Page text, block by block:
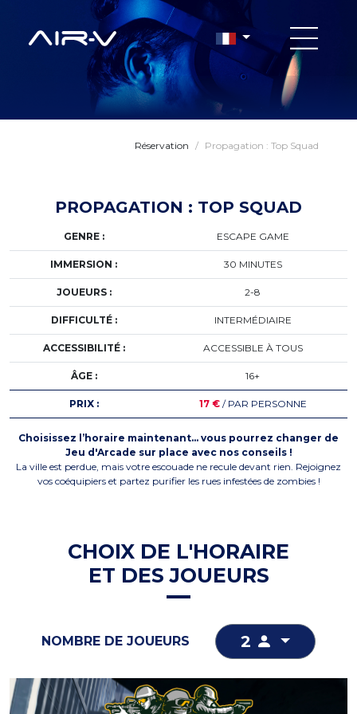
Réservation / Propagation : Top Squad
PROPAGATION : TOP SQUAD
GENRE : ESCAPE GAME
IMMERSION : 30 MINUTES
JOUEURS : 2-8
DIFFICULTÉ : INTERMÉDIAIRE
ACCESSIBILITÉ : ACCESSIBLE À TOUS
ÂGE : 16+
PRIX : 17 €/ PAR PERSONNE
Choisissez l’horaire maintenant… vous pourrez changer de
Jeu d'Arcade sur place avec nos conseils !
La ville est perdue, mais votre escouade ne recule devant rien. Rejoignez
vos coéquipiers et partez purifier les rues infestées de zombies !
CHOIX DE L'HORAIRE
ET DES JOUEURS
NOMBRE DE JOUEURS 2